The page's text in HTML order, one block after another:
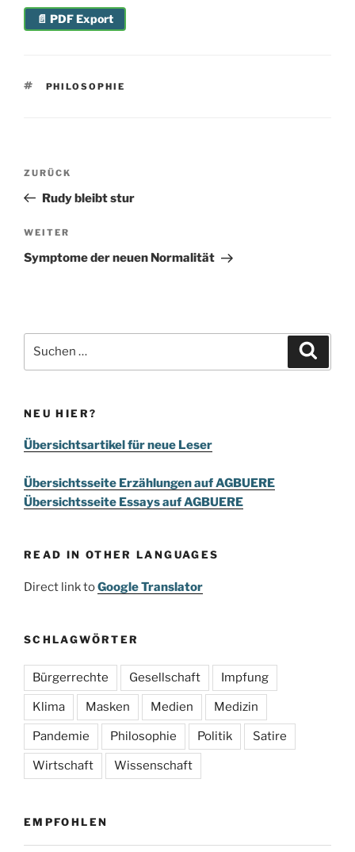
📄 PDF Export
SCHLAGWÖRTER
PHILOSOPHIE
Beitragsnavigation
Vorheriger
Beitrag
ZURÜCK
Rudy bleibt stur
Nächster
Beitrag
WEITER
Symptome der neuen Normalität
nach:
NEU HIER?
Übersichtsartikel für neue Leser
Übersichtsseite Erzählungen auf AGBUERE
Übersichtsseite Essays auf AGBUERE
READ IN OTHER LANGUAGES
Direct link toGoogle Translator
SCHLAGWÖRTER
Bürgerrechte Gesellschaft Impfung
Klima Masken Medien Medizin
Pandemie Philosophie Politik Satire
Wirtschaft Wissenschaft
EMPFOHLEN